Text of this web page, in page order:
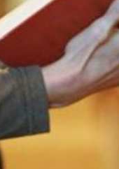
ilə bağlı
qərar tam ləğv